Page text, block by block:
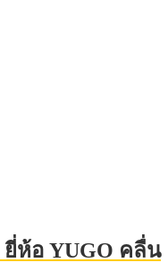
ห้อ YUGO คลื่น